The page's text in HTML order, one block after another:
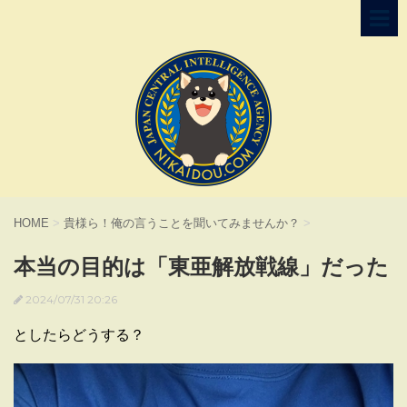
HOME > 貴様ら！俺の言うことを聞いてみませんか？ >
本当の目的は「東亜解放戦線」だった
2024/07/31 20:26
としたらどうする？